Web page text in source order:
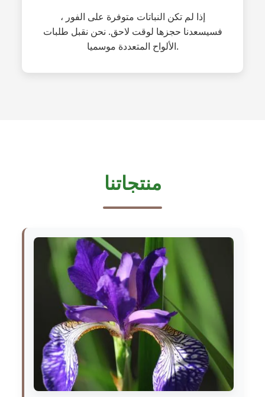
إذا لم تكن النباتات متوفرة على الفور ،
فسيسعدنا حجزها لوقت لاحق. نحن نقبل طلبات
الألواح المتعددة موسميا.
منتجاتنا